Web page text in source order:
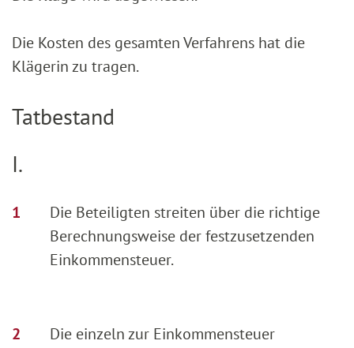
Die Kosten des gesamten Verfahrens hat die
Klägerin zu tragen.
Tatbestand
I.
Die Beteiligten streiten über die richtige
Berechnungsweise der festzusetzenden
Einkommensteuer.
Die einzeln zur Einkommensteuer